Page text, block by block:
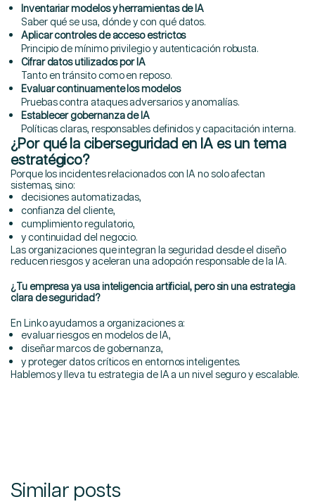
Inventariar modelos y herramientas de IA
Saber qué se usa, dónde y con qué datos.
Aplicar controles de acceso estrictos
Principio de mínimo privilegio y autenticación robusta.
Cifrar datos utilizados por IA
Tanto en tránsito como en reposo.
Evaluar continuamente los modelos
Pruebas contra ataques adversarios y anomalías.
Establecer gobernanza de IA
Políticas claras, responsables definidos y capacitación interna.
¿Por qué la ciberseguridad en IA es un tema
estratégico?
Porque los incidentes relacionados con IA no solo afectan
sistemas, sino:
decisiones automatizadas,
confianza del cliente,
cumplimiento regulatorio,
y continuidad del negocio.
Las organizaciones que integran la seguridad desde el diseño
reducen riesgos y aceleran una adopción responsable de la IA.
¿Tu empresa ya usa inteligencia artificial, pero sin una estrategia
clara de seguridad?
En Linko ayudamos a organizaciones a:
evaluar riesgos en modelos de IA,
diseñar marcos de gobernanza,
y proteger datos críticos en entornos inteligentes.
Hablemos y lleva tu estrategia de IA a un nivel seguro y escalable.
Similar posts